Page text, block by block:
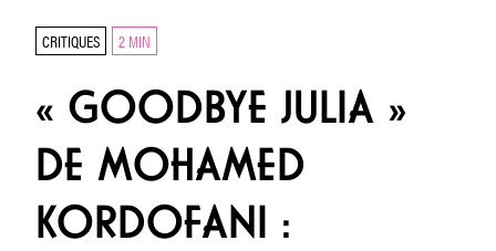
CRITIQUES 2 MIN
« GOODBYE JULIA »
DE MOHAMED
KORDOFANI :